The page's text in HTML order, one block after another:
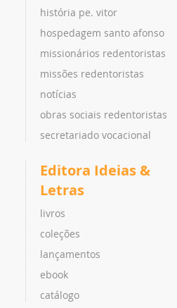
história pe. vitor
hospedagem santo afonso
missionários redentoristas
missões redentoristas
notícias
obras sociais redentoristas
secretariado vocacional
Editora Ideias &
Letras
livros
coleções
lançamentos
ebook
catálogo